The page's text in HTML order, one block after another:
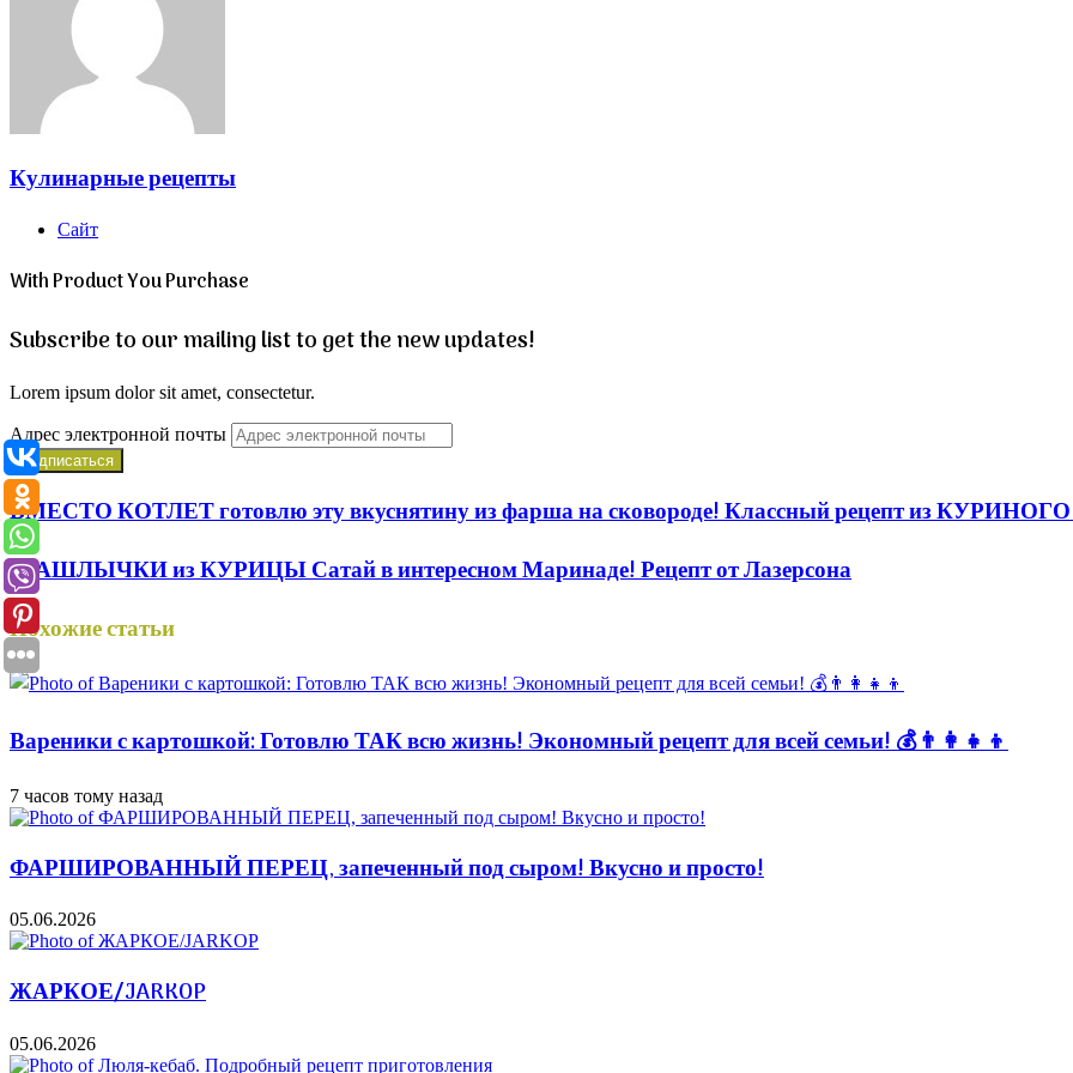
Кулинарные рецепты
Сайт
With Product You Purchase
Subscribe to our mailing list to get the new updates!
Lorem ipsum dolor sit amet, consectetur.
Адрес электронной почты
ВМЕСТО КОТЛЕТ готовлю эту вкуснятину из фарша на сковороде! Классный рецепт из
ШАШЛЫЧКИ из КУРИЦЫ Сатай в интересном Маринаде! Рецепт от Лазерсона
Похожие статьи
Вареники с картошкой: Готовлю ТАК всю жизнь! Экономный рецепт для всей семьи! 💰👨👩👧👦
7 часов тому назад
ФАРШИРОВАННЫЙ ПЕРЕЦ, запеченный под сыром! Вкусно и просто!
05.06.2026
ЖАРКОЕ/JARKOP
05.06.2026